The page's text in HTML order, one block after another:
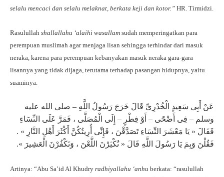
selalu mencaci dan selalu melaknat, berkata keji dan kotor.” HR. Tirmidzi.
Rasulullah shallallahu ‘alaihi wasallam sudah memperingatkan para
perempuan muslimah agar menjaga lisan sehingga terhindar dari masuk
neraka, karena para perempuan kebanyakan masuk neraka gara-gara
lisannya yang tidak dijaga, terutama terhadap pasangan hidupnya, yaitu
suaminya.
عَنْ أَبِى سَعِيدٍ الْخُدْرِىِّ قَالَ خَرَجَ رَسُولُ اللَّهِ – صلى الله عليه
وسلم – فِى أَضْحًى – أَوْ فِطْرٍ – إِلَى الْمُصَلَّى ، فَمَرَّ عَلَى النِّسَاءِ
فَقَالَ « يَا مَعْشَرَ النِّسَاءِ تَصَدَّقْنَ ، فَإِنِّى أُرِيتُكُنَّ أَكْثَرَ أَهْلِ النَّارِ » .
فَقُلْنَ وَبِمَ يَا رَسُولَ اللَّهِ قَالَ « تُكْثِرْنَ اللَّعْنَ ، وَتَكْفُرْنَ الْعَشِيرَ ».
Artinya: “Abu Sa’id Al Khudry radhiyallahu ‘anhu berkata: “rasulullah